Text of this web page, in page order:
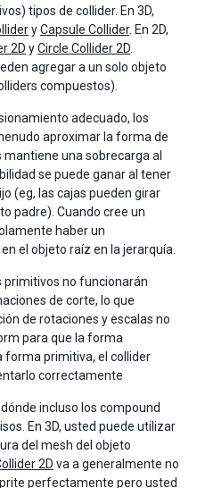
tipos de collider. En 3D,
yCapsule Collider. En 2D,
2D yCircle Collider 2D
agregar a un solo objeto
compuestos).
adecuado, los
aproximar la forma de
una sobrecarga al
se puede ganar al tener
(eg, las cajas pueden girar
padre). Cuando cree un
haber un
el objeto raíz en la jerarquía.
primitivos no funcionarán
de corte, lo que
de rotaciones y escalas no
para que la forma
forma primitiva, el collider
correctamente
incluso los compound
En 3D, usted puede utilizar
del mesh del objeto
2D va a generalmente no
perfectamente pero usted